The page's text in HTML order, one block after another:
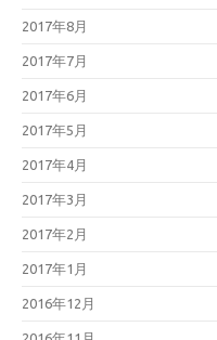
2017年8月
2017年7月
2017年6月
2017年5月
2017年4月
2017年3月
2017年2月
2017年1月
2016年12月